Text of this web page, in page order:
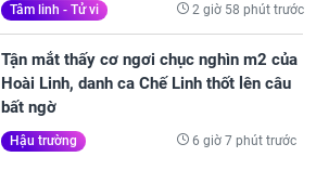
Tâm linh - Tử vi 2 giờ 58 phút trước
Tận mắt thấy cơ ngơi chục nghìn m2 của
Hoài Linh, danh ca Chế Linh thốt lên câu
bất ngờ
Hậu trường 6 giờ 7 phút trước